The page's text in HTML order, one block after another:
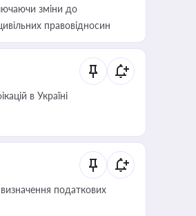
зміни до
правовідносин
в Україні
податкових